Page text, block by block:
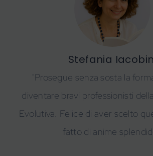
Stefania
"Prosegue senza sosta la
diventare bravi professionisti
Evolutiva. Felice di aver scelto
fatto di anime